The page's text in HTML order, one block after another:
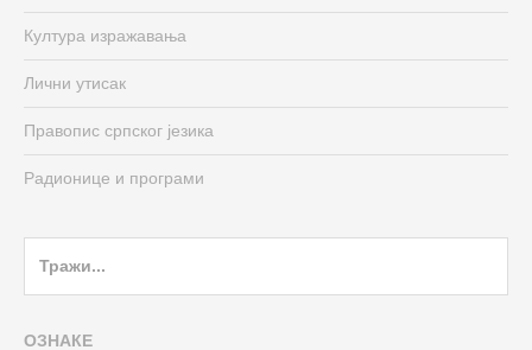
Култура изражавања
Лични утисак
Правопис српског језика
Радионице и програми
ОЗНАКЕ